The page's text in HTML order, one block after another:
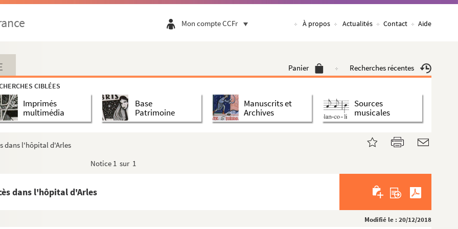
Mon compte CCFr À propos Actualités Contact Aide
Panier Recherches récentes
CIBLÉES
Imprimés
multimédia
Base
Patrimoine
Manuscrits et
Archives
Sources
musicales
dans l'hôpital d'Arles
Notice 1 sur 1
dans l'hôpital d'Arles
Modifié le : 20/12/2018
du comte de Cessac (1827-1829)
et ses environs par le sieur Pierre Véra...